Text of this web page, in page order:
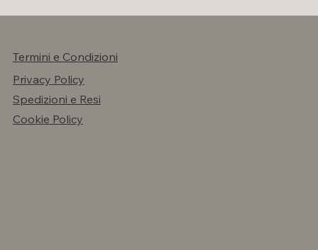
Termini e Condizioni
Privacy Policy
Spedizioni e Resi
Cookie Policy